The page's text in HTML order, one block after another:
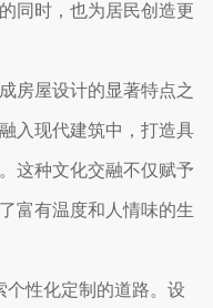
同时，也为居民创造更
房屋设计的显著特点之
入现代建筑中，打造具
这种文化交融不仅赋予
富有温度和人情味的生
个性化定制的道路。设